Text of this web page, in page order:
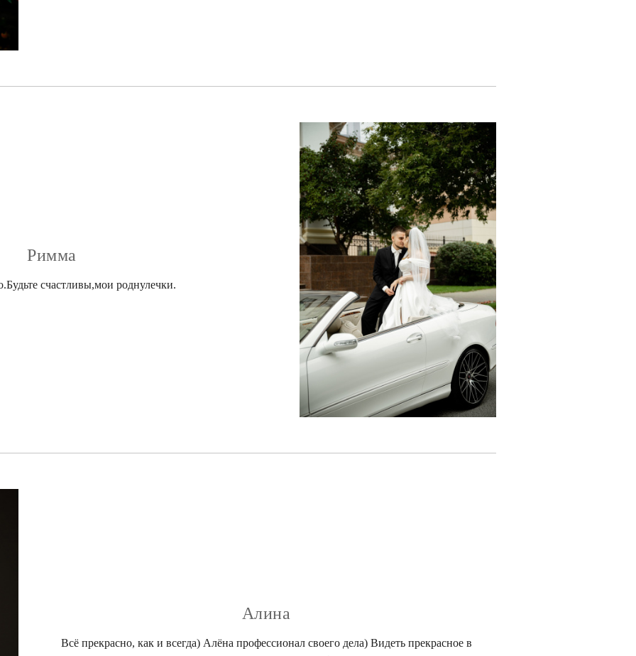
Римма
счастливы,мои роднулечки.
Алина
Всё прекрасно, как и всегда) Алёна профессионал своего дела) Видеть прекрасное в